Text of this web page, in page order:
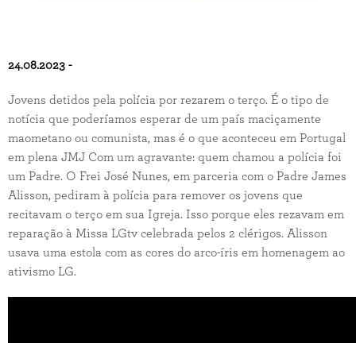
24.08.2023 -
Jovens detidos pela polícia por rezarem o terço. É o tipo de
notícia que poderíamos esperar de um país maciçamente
maometano ou comunista, mas é o que aconteceu em Portugal
em plena JMJ Com um agravante: quem chamou a polícia foi
um Padre. O Frei José Nunes, em parceria com o Padre James
Alisson, pediram à polícia para remover os jovens que
recitavam o terço em sua Igreja. Isso porque eles rezavam em
reparação à Missa LGtv celebrada pelos 2 clérigos. Alisson
usava uma estola com as cores do arco-íris em homenagem ao
ativismo LG.